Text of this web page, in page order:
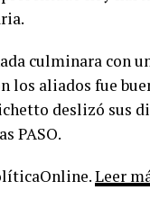
culminara con
aliados fue
deslizó sus
PASO.
Leer